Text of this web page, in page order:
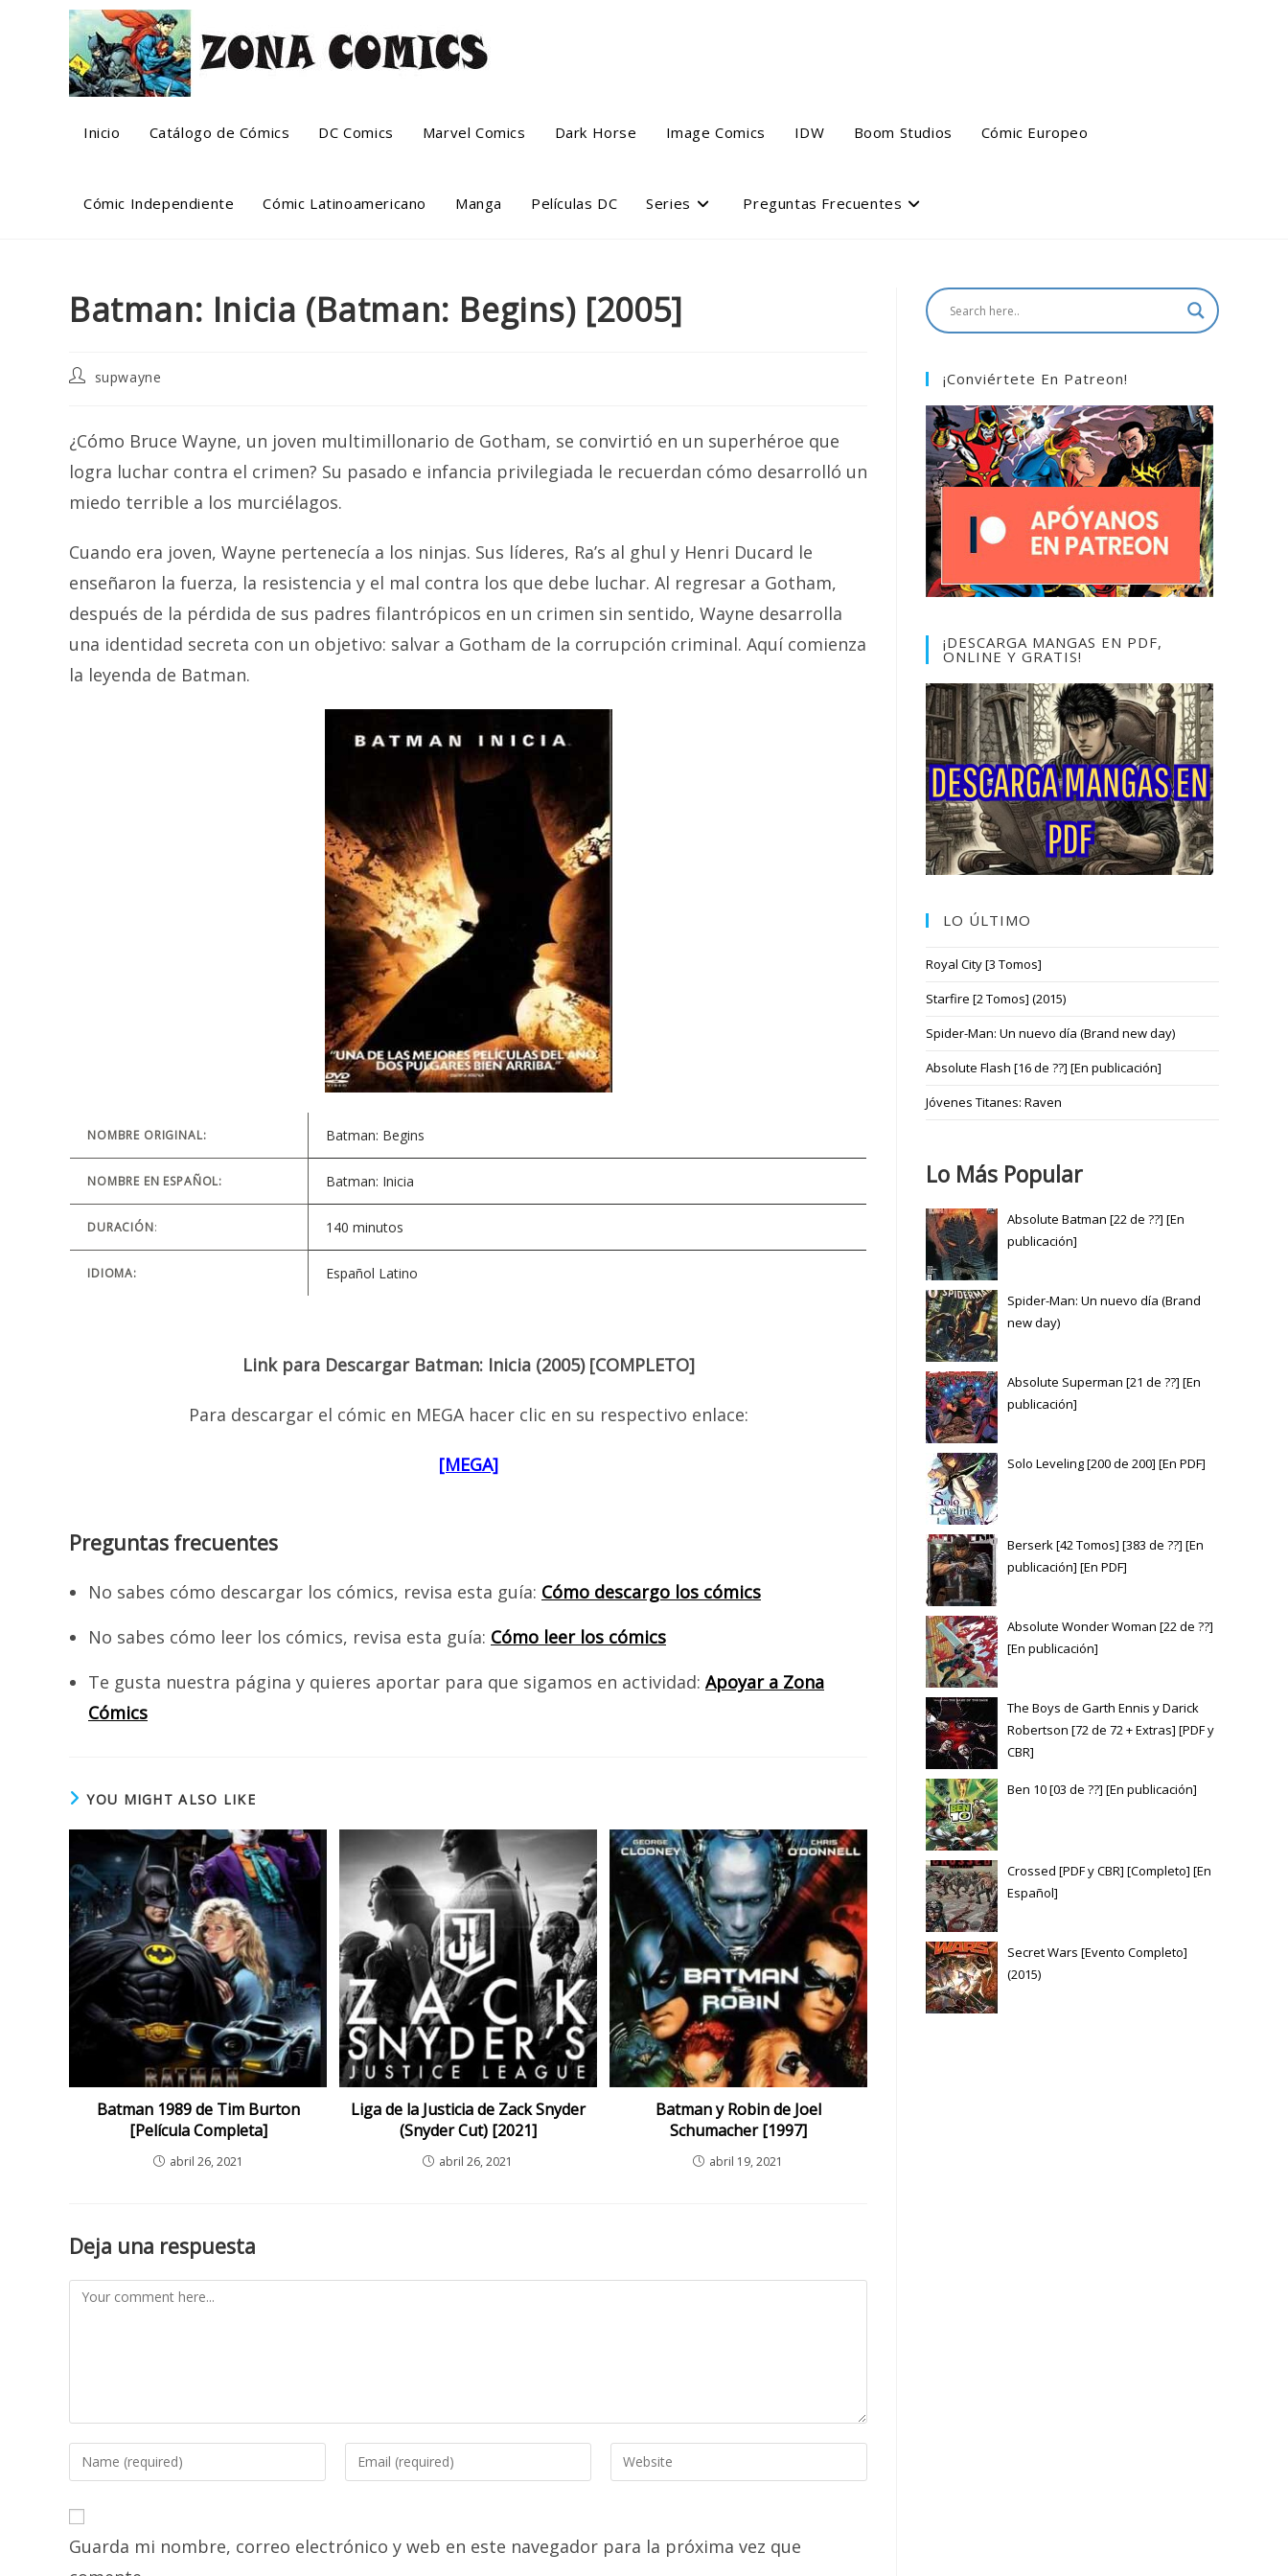
Inicio Catálogo de Cómics DC Comics Marvel Comics Dark Horse Image Comics IDW Boom Studios Cómic Europeo
Cómic Independiente Cómic Latinoamericano Manga Películas DC Series Preguntas Frecuentes
Batman: Inicia (Batman: Begins) [2005]
Postsupwayne
¿Cómo Bruce Wayne, un joven multimillonario de Gotham, se convirtió en un superhéroe que
logra luchar contra el crimen? Su pasado e infancia privilegiada le recuerdan cómo desarrolló un
miedo terrible a los murciélagos.
Cuando era joven, Wayne pertenecía a los ninjas. Sus líderes, Ra’s al ghul y Henri Ducard le
enseñaron la fuerza, la resistencia y el mal contra los que debe luchar. Al regresar a Gotham,
después de la pérdida de sus padres filantrópicos en un crimen sin sentido, Wayne desarrolla
una identidad secreta con un objetivo: salvar a Gotham de la corrupción criminal. Aquí comienza
la leyenda de Batman.
NOMBRE ORIGINAL: Batman: Begins
NOMBRE EN ESPAÑOL: Batman: Inicia
DURACIÓN: 140 minutos
IDIOMA: Español Latino
Link para Descargar Batman: Inicia (2005) [COMPLETO]
Para descargar el cómic en MEGA hacer clic en su respectivo enlace:
[MEGA]
Preguntas frecuentes
No sabes cómo descargar los cómics, revisa esta guía: Cómo descargo los cómics
No sabes cómo leer los cómics, revisa esta guía: Cómo leer los cómics
Te gusta nuestra página y quieres aportar para que sigamos en actividad: Apoyar a Zona
Cómics
YOU MIGHT ALSO LIKE
Batman 1989 de Tim Burton
[Película Completa]
abril 26, 2021
Liga de la Justicia de Zack Snyder
(Snyder Cut) [2021]
abril 26, 2021
Batman y Robin de Joel
Schumacher [1997]
abril 19, 2021
Deja una respuesta
Comment
Enter
your
or
username
Enter
your
to
Enter
your
(optional)
Guarda mi nombre, correo electrónico y web en este navegador para la próxima vez que
¡Conviértete En Patreon!
¡DESCARGA MANGAS EN PDF,
ONLINE Y GRATIS!
LO ÚLTIMO
Royal City [3 Tomos]
Starfire [2 Tomos] (2015)
Spider-Man: Un nuevo día (Brand new day)
Absolute Flash [16 de ??] [En publicación]
Jóvenes Titanes: Raven
Lo Más Popular
Absolute Batman [22 de ??] [En
publicación]
Spider-Man: Un nuevo día (Brand
new day)
Absolute Superman [21 de ??] [En
publicación]
Solo Leveling [200 de 200] [En PDF]
Berserk [42 Tomos] [383 de ??] [En
publicación] [En PDF]
Absolute Wonder Woman [22 de ??]
[En publicación]
The Boys de Garth Ennis y Darick
Robertson [72 de 72 + Extras] [PDF y
CBR]
Ben 10 [03 de ??] [En publicación]
Crossed [PDF y CBR] [Completo] [En
Español]
Secret Wars [Evento Completo]
(2015)